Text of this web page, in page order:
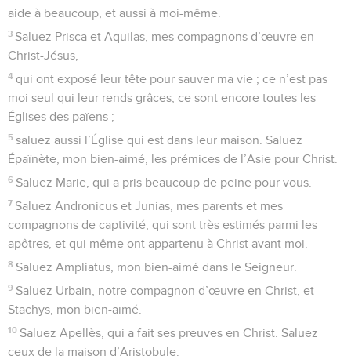
aide à beaucoup, et aussi à moi-même.
3 Saluez Prisca et Aquilas, mes compagnons d’œuvre en
Christ-Jésus,
4 qui ont exposé leur tête pour sauver ma vie ; ce n’est pas
moi seul qui leur rends grâces, ce sont encore toutes les
Églises des païens ;
5 saluez aussi l’Église qui est dans leur maison. Saluez
Épaïnète, mon bien-aimé, les prémices de l’Asie pour Christ.
6 Saluez Marie, qui a pris beaucoup de peine pour vous.
7 Saluez Andronicus et Junias, mes parents et mes
compagnons de captivité, qui sont très estimés parmi les
apôtres, et qui même ont appartenu à Christ avant moi.
8 Saluez Ampliatus, mon bien-aimé dans le Seigneur.
9 Saluez Urbain, notre compagnon d’œuvre en Christ, et
Stachys, mon bien-aimé.
10 Saluez Apellès, qui a fait ses preuves en Christ. Saluez
ceux de la maison d’Aristobule.